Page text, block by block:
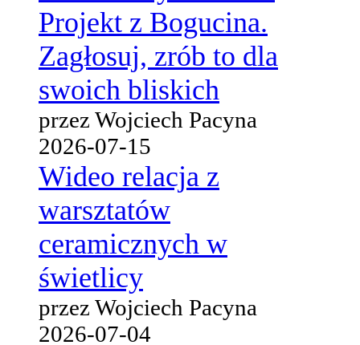
Projekt z Bogucina.
Zagłosuj, zrób to dla
swoich bliskich
przez Wojciech Pacyna
2026-07-15
Wideo relacja z
warsztatów
ceramicznych w
świetlicy
przez Wojciech Pacyna
2026-07-04